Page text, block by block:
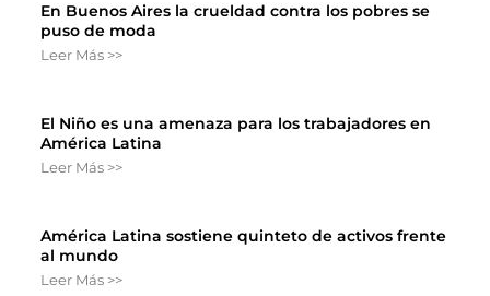
En Buenos Aires la crueldad contra los pobres se
puso de moda
Leer Más >>
El Niño es una amenaza para los trabajadores en
América Latina
Leer Más >>
América Latina sostiene quinteto de activos frente
al mundo
Leer Más >>